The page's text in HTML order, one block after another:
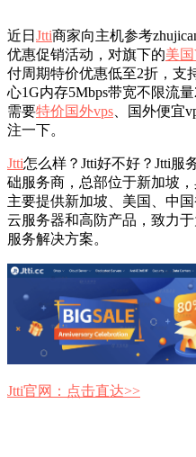
近日 Jtti商家向主机参考
优惠促销活动，对旗下的美
付周期特价优惠低至2折，支
心1G内存5Mbps带宽不限流
需要特价国外vps 、国外便宜
注一下。
Jtti怎么样？Jtti好不好？Jtti服
础服务商，总部位于新加坡
主要提供新加坡、美国、中
云服务器和高防产品，致力
服务解决方案。
Jtti官网：点击直达>>